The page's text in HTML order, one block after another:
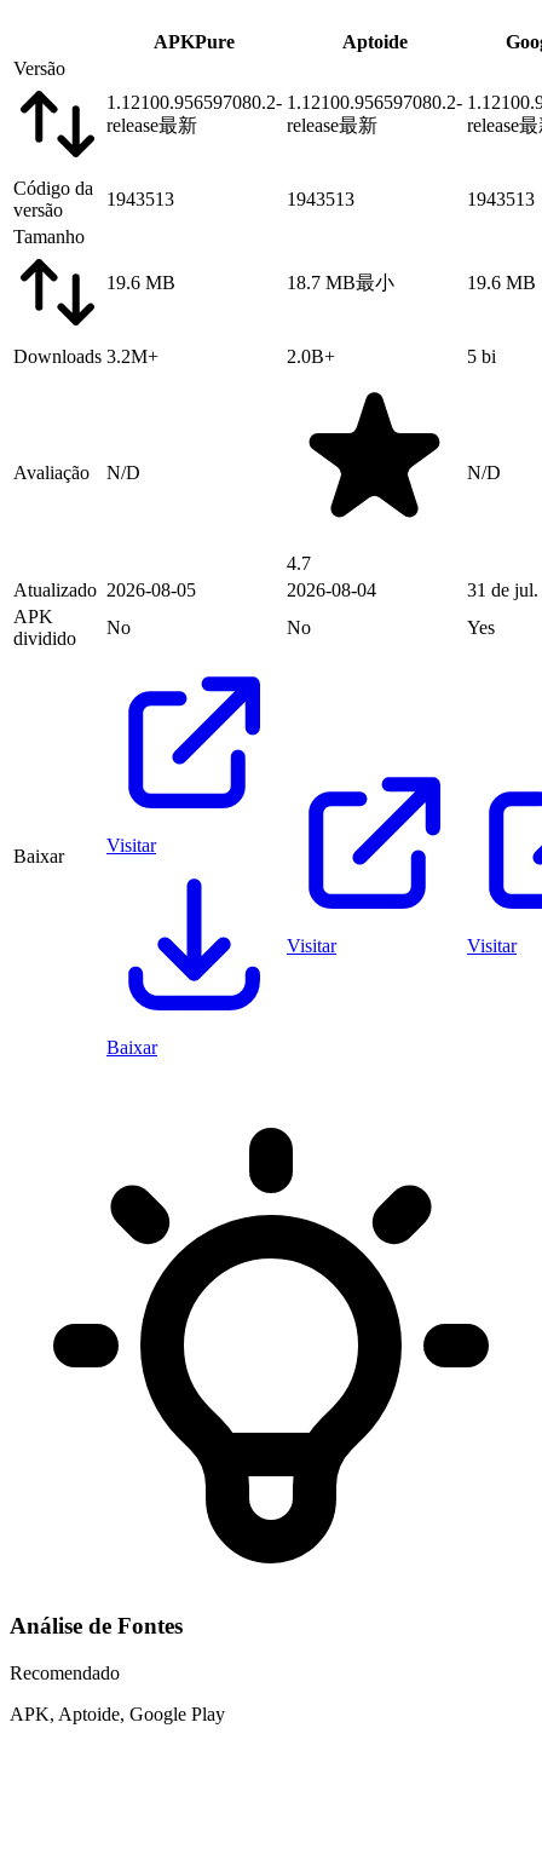
APKPure Aptoide
Versão
1.12100.956597080.2-
release最新
1.12100.956597080.2-
release最新
release最
Código da
versão
1943513 1943513
1943513
Tamanho
19.6 MB 18.7 MB最小 19.6 MB
Downloads 3.2M+ 2.0B+ 5 bi
Avaliação N/D
4.7
N/D
Atualizado 2026-08-05 2026-08-04
31 de jul.
APK
dividido
No No Yes
Baixar
Visitar
Baixar
Visitar Visitar
Análise de Fontes
Recomendado
APK, Aptoide, Google Play